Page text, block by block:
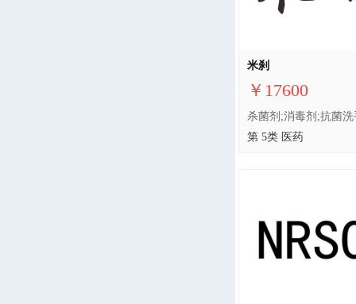
米刹
￥17600
第 5类 医药